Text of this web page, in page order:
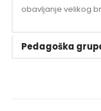
obavljanje velikog
Pedagoška